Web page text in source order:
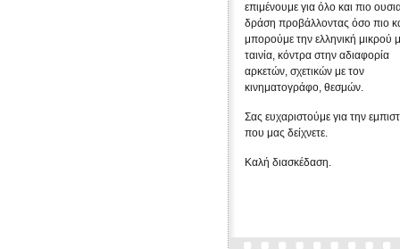
επιμένουμε για όλο και πιο
δράση προβάλλοντας όσο πιο
μπορούμε την ελληνική μικρού
ταινία, κόντρα στην αδιαφορία
αρκετών, σχετικών με τον
κινηματογράφο, θεσμών.
Σας ευχαριστούμε για την
που μας δείχνετε.
Καλή διασκέδαση.